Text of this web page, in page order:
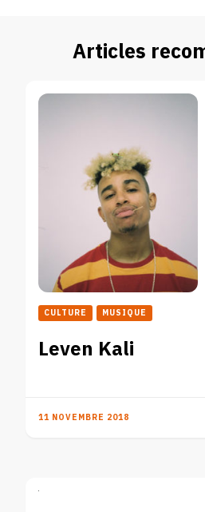
Articles
CULTURE MUSIQUE
Leven Kali
11 NOVEMBRE 2018